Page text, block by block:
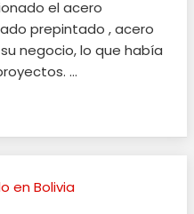
el acero
prepintado , acero
negocio, lo que había
…